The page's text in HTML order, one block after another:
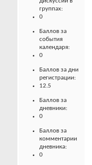
группах:
0
Баллов за
события
календаря:
0
Баллов за дни
регистрации:
12.5
Баллов за
дневники:
0
Баллов за
комментарии
дневника:
0